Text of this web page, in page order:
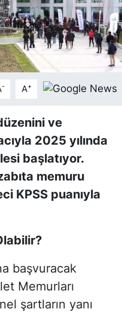
- A+
ve
2025 yılında
başlatıyor.
memuru
KPSS puanıyla
başvuracak
Memurları
şartların yanı